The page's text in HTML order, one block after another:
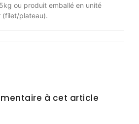
ou produit emballé en unité
(filet/plateau).
à cet article